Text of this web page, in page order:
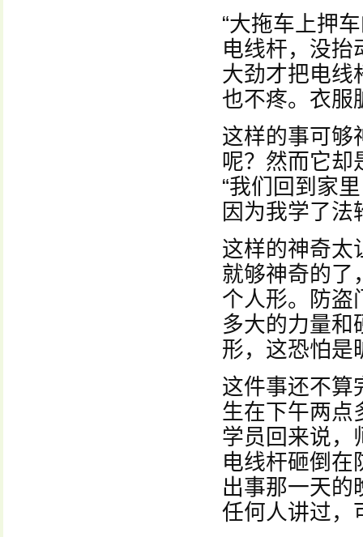
“大拖车上押
电线杆，没抬
大劲才把电线
也不疼。衣服
这样的事可够
呢？然而它却
“我们回到家
因为我学了法
这样的神奇太
就够神奇的了
个人形。防盗
多大的力量和
形，这恐怕是
这件事还不算
生在下午两点
学员回来说，
电线杆砸倒在
出事那一天的
任何人讲过，